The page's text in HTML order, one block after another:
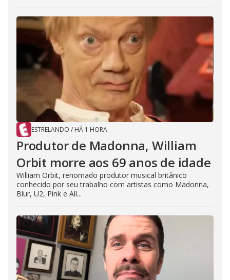
ESTRELANDO / HÁ 1 HORA
Produtor de Madonna, William
Orbit morre aos 69 anos de idade
William Orbit, renomado produtor musical britânico
conhecido por seu trabalho com artistas como Madonna,
Blur, U2, Pink e All...